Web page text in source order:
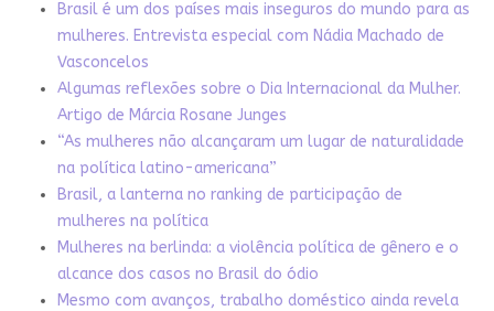
Brasil é um dos países mais inseguros do mundo para as
mulheres. Entrevista especial com Nádia Machado de
Vasconcelos
Algumas reflexões sobre o Dia Internacional da Mulher.
Artigo de Márcia Rosane Junges
“As mulheres não alcançaram um lugar de naturalidade
na política latino-americana”
Brasil, a lanterna no ranking de participação de
mulheres na política
Mulheres na berlinda: a violência política de gênero e o
alcance dos casos no Brasil do ódio
Mesmo com avanços, trabalho doméstico ainda revela